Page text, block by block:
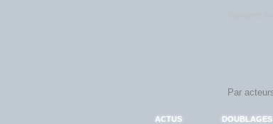
ACTUS DOUBLAGES